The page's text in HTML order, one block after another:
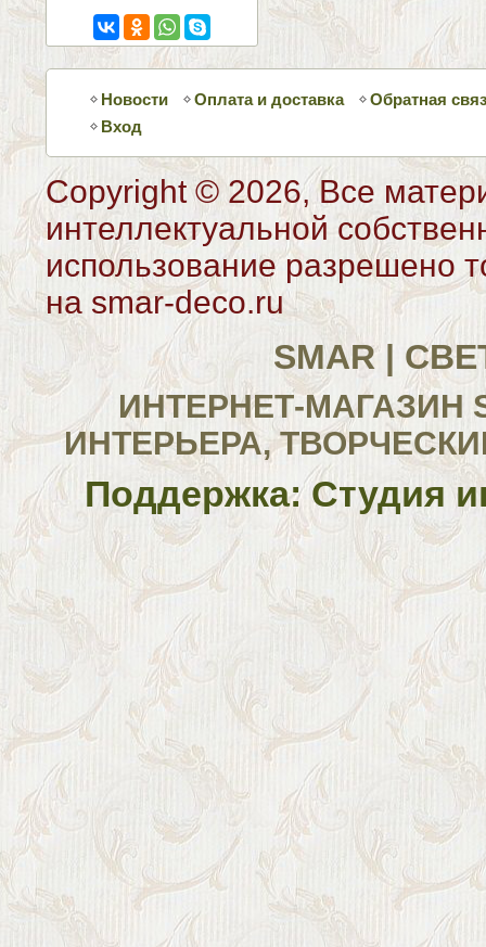
Новости Оплата и доставка
Обратная
Вход
Copyright © 2026, Все
интеллектуальной
использование разрешено
на smar-deco.ru
SMAR |
ИНТЕРНЕТ-МАГАЗИН
ИНТЕРЬЕРА,
Поддержка: Студия